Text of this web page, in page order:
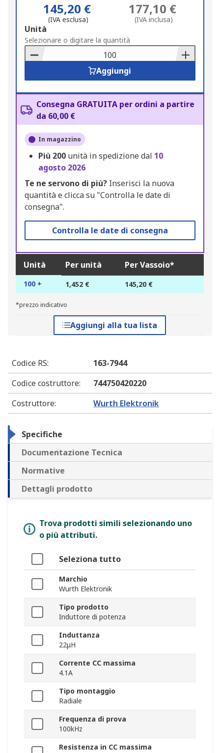
145,20 €
(IVA esclusa)
177,10 €
(IVA inclusa)
Add
to
Basket
Unità
Selezionare o digitare la quantità
Aggiungi
Consegna GRATUITA per ordini a partire
da 60,00 €
In magazzino
Più 200 unità in spedizione dal 10
agosto 2026
Te ne servono di più? Inserisci la nuova
quantità e clicca su "Controlla le date di
consegna".
Controlla le date di consegna
Unità Per unità Per Vassoio*
100 + 1,452 € 145,20 €
*prezzo indicativo
Aggiungi alla tua lista
Codice RS:
163-7944
Codice costruttore:
744750420220
Costruttore: Wurth Elektronik
Specifiche
Documentazione Tecnica
Normative
Dettagli prodotto
Trova prodotti simili selezionando uno
o più attributi.
Seleziona tutto
Marchio
Wurth Elektronik
Tipo prodotto
Induttore di potenza
Induttanza
22μH
Corrente CC massima
4.1A
Tipo montaggio
Radiale
Frequenza di prova
100kHz
Resistenza in CC massima